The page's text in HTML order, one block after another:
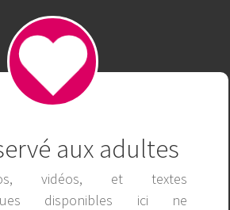
aux adultes
vidéos, et textes
disponibles ici ne